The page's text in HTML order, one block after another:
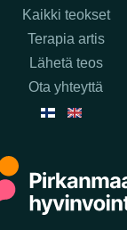
Kaikki teokset
Terapia artis
Lähetä teos
Ota yhteyttä